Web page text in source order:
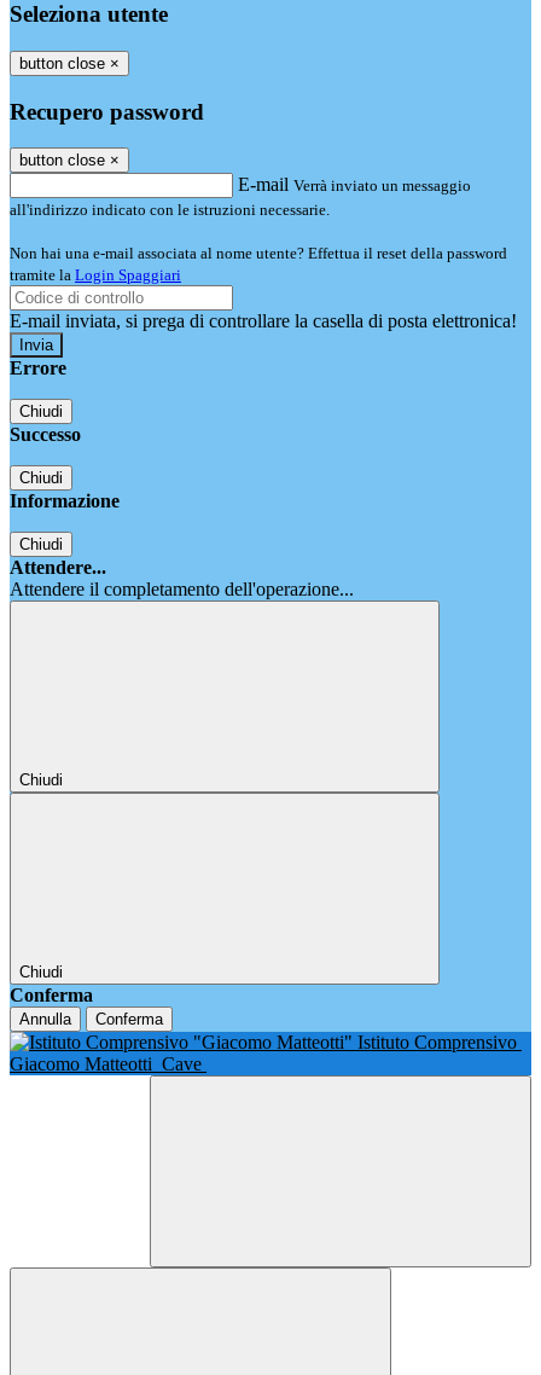
Seleziona utente
button close ×
Recupero password
button close ×
E-mail Verrà inviato un messaggio
all'indirizzo indicato con le istruzioni necessarie.
Non hai una e-mail associata al nome utente? Effettua il reset della password
tramite la Login Spaggiari
E-mail inviata, si prega di controllare la casella di posta elettronica!
Errore
Chiudi
Successo
Chiudi
Informazione
Chiudi
Attendere...
Attendere il completamento dell'operazione...
Chiudi
Chiudi
Conferma
Annulla Conferma
Istituto Comprensivo
Giacomo Matteotti Cave